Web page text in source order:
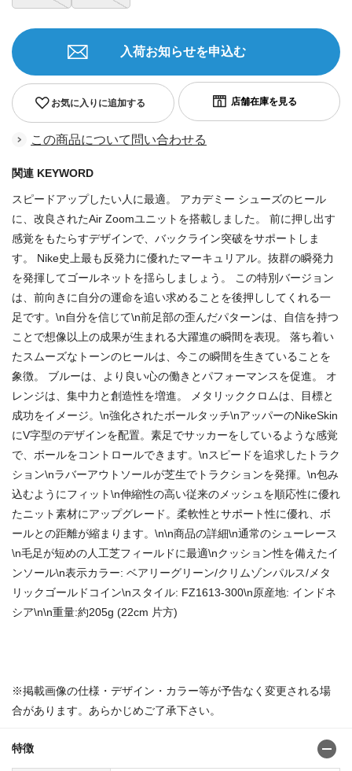
お気に入りに追加する
入荷お知らせを申込む
この商品について問い合わせる
関連 KEYWORD
スピードアップしたい人に最適。 アカデミー シューズのヒール
に、改良されたAir Zoomユニットを搭載しました。 前に押し出す
感覚をもたらすデザインで、バックライン突破をサポートしま
す。 Nike史上最も反発力に優れたマーキュリアル。抜群の瞬発力
を発揮してゴールネットを揺らしましょう。 この特別バージョン
は、前向きに自分の運命を追い求めることを後押ししてくれる一
足です。\n自分を信じて\n前足部の歪んだパターンは、自信を持つ
ことで想像以上の成果が生まれる大躍進の瞬間を表現。 落ち着い
たスムーズなトーンのヒールは、今この瞬間を生きていることを
象徴。 ブルーは、より良い心の働きとパフォーマンスを促進。 オ
レンジは、集中力と創造性を増進。 メタリッククロムは、目標と
成功をイメージ。\n強化されたボールタッチ\nアッパーのNikeSkin
にV字型のデザインを配置。素足でサッカーをしているような感覚
で、ボールをコントロールできます。\nスピードを追求したトラク
ション\nラバーアウトソールが芝生でトラクションを発揮。\n包み
込むようにフィット\n伸縮性の高い従来のメッシュを順応性に優れ
たニット素材にアップグレード。柔軟性とサポート性に優れ、ボ
ールとの距離が縮まります。\n\n商品の詳細\n通常のシューレース
\n毛足が短めの人工芝フィールドに最適\nクッション性を備えたイ
ンソール\n表示カラー: ベアリーグリーン/クリムゾンパルス/メタ
リックゴールドコイン\nスタイル: FZ1613-300\n原産地: インドネ
シア\n\n重量:約205g (22cm 片方)
※掲載画像の仕様・デザイン・カラー等が予告なく変更される場
合があります。あらかじめご了承下さい。
特徴